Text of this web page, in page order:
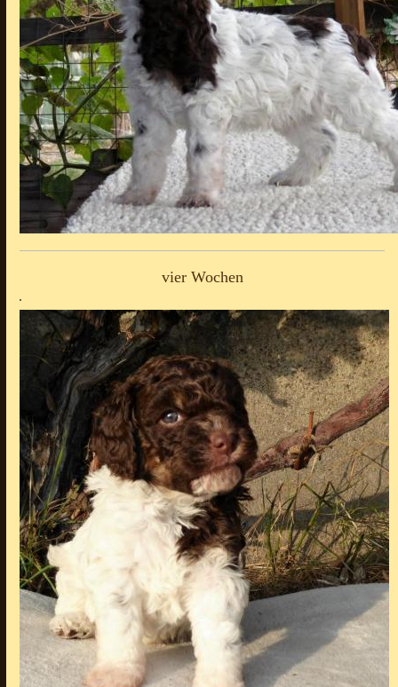
vier Wochen